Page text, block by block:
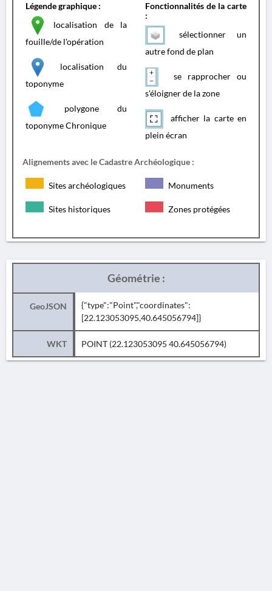
Légende graphique :
localisation de la
fouille/de l'opération
localisation du
toponyme
polygone du
toponyme Chronique
Fonctionnalités de la carte
:
sélectionner un
autre fond de plan
se rapprocher ou
s'éloigner de la zone
afficher la carte en
plein écran
Alignements avec le Cadastre Archéologique :
Sites archéologiques Monuments
Sites historiques Zones protégées
Géométrie :
GeoJSON
{"type":"Point","coordinates":
[22.123053095,40.645056794]}
WKT POINT (22.123053095 40.645056794)